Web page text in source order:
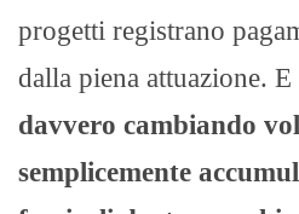
progetti registrano
dalla piena attuazione.
davvero cambiando
semplicemente